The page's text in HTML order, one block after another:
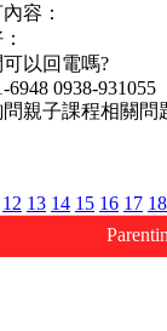
容：
以回電嗎?
6948 0938-931055
親子課程相關問
12 13 14 15 16 17 18